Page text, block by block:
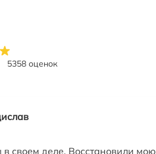
5358 оценок
своем деле. Восстановили мою